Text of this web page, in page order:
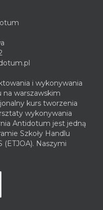
i wykonywania
na warszawskim
kurs tworzenia
wykonywania
Antidotum jest jedną
Szkoły Handlu
(ETJOA). Naszymi